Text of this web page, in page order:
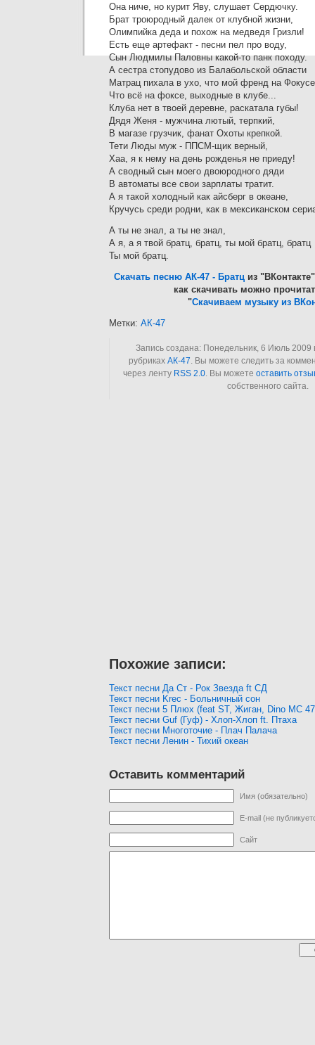
Она ниче, но курит Яву, слушает Сердючку.
Брат троюродный далек от клубной жизни,
Олимпийка деда и похож на медведя Гризли!
Есть еще артефакт - песни пел про воду,
Сын Людмилы Паловны какой-то панк походу.
А сестра стопудово из Балабольской области
Матрац пихала в ухо, что мой френд на
Что всё на фоксе, выходные в клубе...
Клуба нет в твоей деревне, раскатала губы!
Дядя Женя - мужчина лютый, терпкий,
В магазе грузчик, фанат Охоты крепкой.
Тети Люды муж - ППСМ-щик верный,
Хаа, я к нему на день рожденья не приеду!
А сводный сын моего двоюродного дяди
В автоматы все свои зарплаты тратит.
А я такой холодный как айсберг в океане,
Кручусь среди родни, как в мексиканском
А ты не знал, а ты не знал,
А я, а я твой братц, братц, ты мой братц, братц
Ты мой братц.
Скачать песню АК-47 - Братц из
как скачивать можно
"Скачиваем музыку из
Метки: АК-47
Запись создана: Понедельник, 6 Июль 2009
рубриках АК-47. Вы можете следить за
через ленту RSS 2.0. Вы можете оставить
собственного сайта.
Похожие записи:
Текст песни Да Ст - Рок Звезда ft СД
Текст песни Krec - Больничный сон
Текст песни 5 Плюх (feat ST, Жиган, Dino MC
Текст песни Guf (Гуф) - Хлоп-Хлоп ft. Птаха
Текст песни Многоточие - Плач Палача
Текст песни Ленин - Тихий океан
Оставить комментарий
Имя (обязательно)
E-mail (не
Сайт